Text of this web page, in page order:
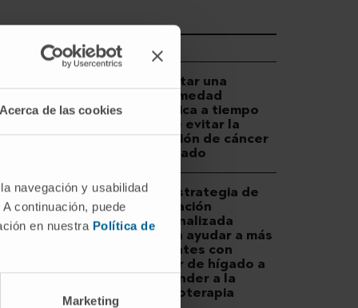
Acerca de las cookies
navegación y usabilidad
continuación, puede
en nuestra Política de
Marketing
MÁS
Detectar una
enfermedad
hepática a tiempo
puede evitar la
aparición de cáncer
de hígado
Una estrategia de
vacunación
personalizada
podría ayudar a más
pacientes con
cáncer de hígado a
responder a la
inmunoterapia